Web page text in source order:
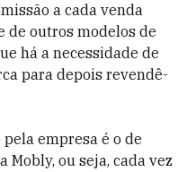
a cada venda
de outros modelos de
há a necessidade de
para depois revendê-
empresa é o de
Mobly, ou seja, cada vez